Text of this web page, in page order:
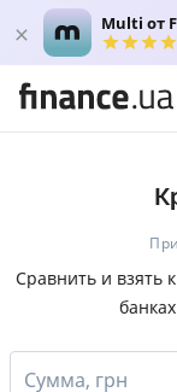
Multi от
Сравнить и взять
Сумма, грн